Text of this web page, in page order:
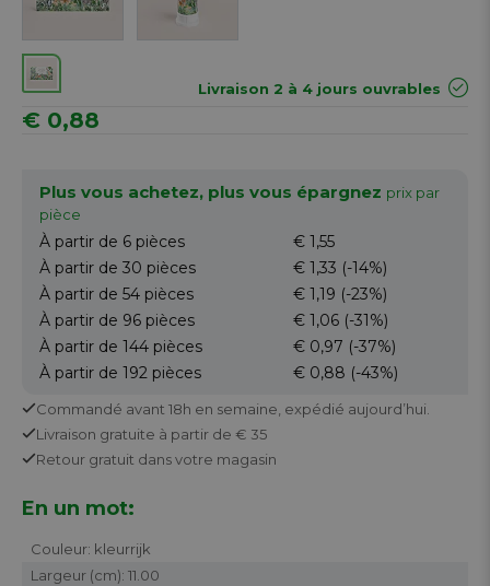
Livraison 2 à 4 jours ouvrables
€ 0,88
Plus vous achetez, plus vous épargnez prix par
pièce
À partir de 6 pièces
€ 1,55
À partir de 30 pièces € 1,33 (-14%)
À partir de 54 pièces € 1,19 (-23%)
À partir de 96 pièces € 1,06 (-31%)
À partir de 144 pièces € 0,97 (-37%)
À partir de 192 pièces € 0,88 (-43%)
Commandé avant 18h en semaine, expédié aujourd’hui.
Livraison gratuite à partir de € 35
Retour gratuit dans votre magasin
En un mot:
Couleur: kleurrijk
Largeur (cm): 11.00